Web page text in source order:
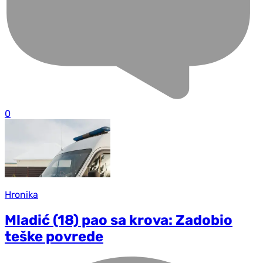
0
Hronika
Mladić (18) pao sa krova: Zadobio
teške povrede